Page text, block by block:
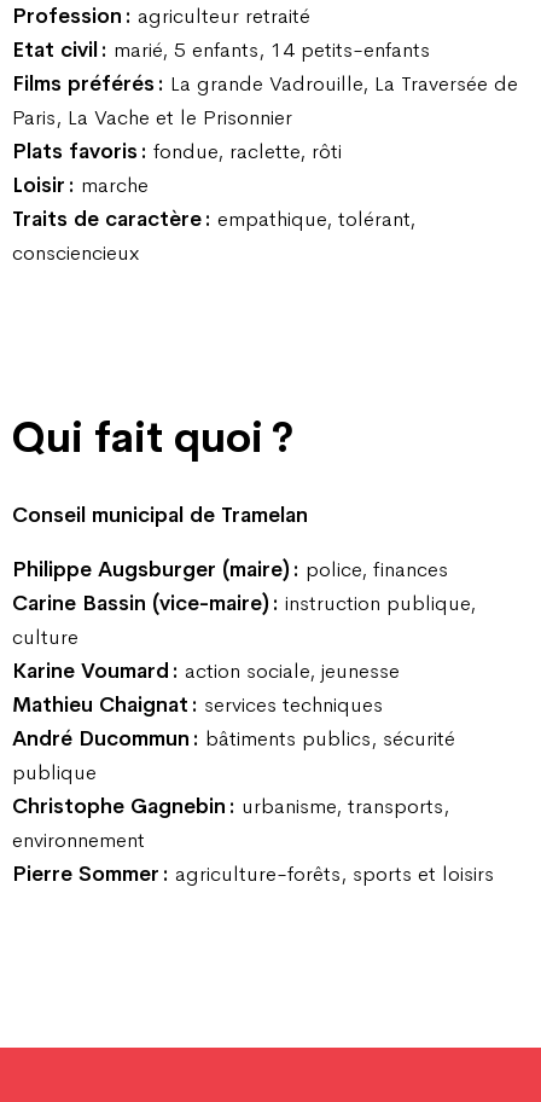
Profession : agriculteur retraité
Etat civil : marié, 5 enfants, 14 petits-enfants
Films préférés : La grande Vadrouille, La Traversée de
Paris, La Vache et le Prisonnier
Plats favoris : fondue, raclette, rôti
Loisir : marche
Traits de caractère : empathique, tolérant,
consciencieux
Qui fait quoi ?
Conseil municipal de Tramelan
Philippe Augsburger (maire) : police, finances
Carine Bassin (vice-maire) : instruction publique,
culture
Karine Voumard : action sociale, jeunesse
Mathieu Chaignat : services techniques
André Ducommun : bâtiments publics, sécurité
publique
Christophe Gagnebin : urbanisme, transports,
environnement
Pierre Sommer : agriculture-forêts, sports et loisirs